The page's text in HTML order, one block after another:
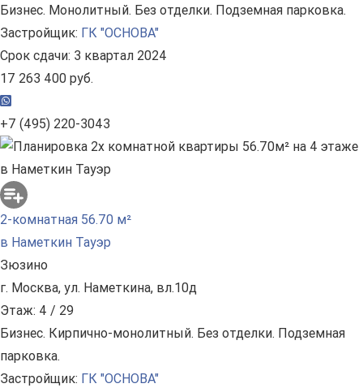
Бизнес. Монолитный. Без отделки. Подземная парковка.
Застройщик: ГК "ОСНОВА"
Срок сдачи: 3 квартал 2024
17 263 400 руб.
+7 (495) 220-3043
2-комнатная 56.70 м²
в Наметкин Тауэр
Зюзино
г. Москва, ул. Наметкина, вл.10д
Этаж: 4 / 29
Бизнес. Кирпично-монолитный. Без отделки. Подземная
парковка.
Застройщик: ГК "ОСНОВА"